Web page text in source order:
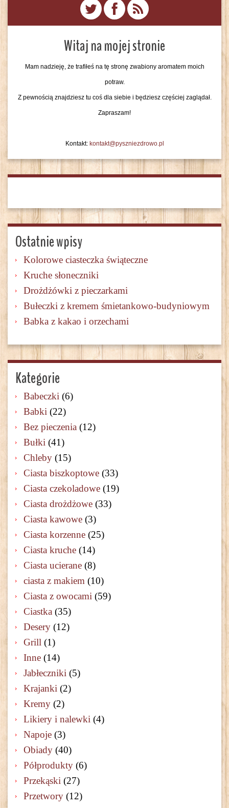
Witaj na mojej stronie
Mam nadzieję, że trafiłeś na tę stronę zwabiony aromatem moich
potraw.
Z pewnością znajdziesz tu coś dla siebie i będziesz częściej zaglądał.
Zapraszam!
Kontakt: kontakt@pyszniezdrowo.pl
Ostatnie wpisy
Kolorowe ciasteczka świąteczne
Kruche słoneczniki
Drożdżówki z pieczarkami
Bułeczki z kremem śmietankowo-budyniowym
Babka z kakao i orzechami
Kategorie
Babeczki (6)
Babki (22)
Bez pieczenia (12)
Bułki (41)
Chleby (15)
Ciasta biszkoptowe (33)
Ciasta czekoladowe (19)
Ciasta drożdżowe (33)
Ciasta kawowe (3)
Ciasta korzenne (25)
Ciasta kruche (14)
Ciasta ucierane (8)
ciasta z makiem (10)
Ciasta z owocami (59)
Ciastka (35)
Desery (12)
Grill (1)
Inne (14)
Jabłeczniki (5)
Krajanki (2)
Kremy (2)
Likiery i nalewki (4)
Napoje (3)
Obiady (40)
Półprodukty (6)
Przekąski (27)
Przetwory (12)